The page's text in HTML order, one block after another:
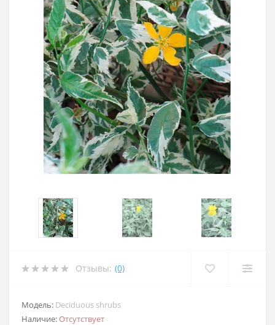
Отзывы: (0)
Модель: Deciduous shrubs
Наличие:Отсутствует